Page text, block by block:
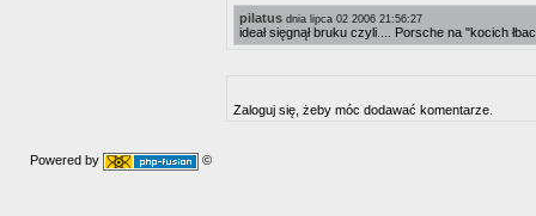
pilatus dnia lipca 02 2006 21:56:27
ideał sięgnął bruku czyli.... Porsche na "kocich
Zaloguj się, żeby móc dodawać komentarze.
Powered by ©